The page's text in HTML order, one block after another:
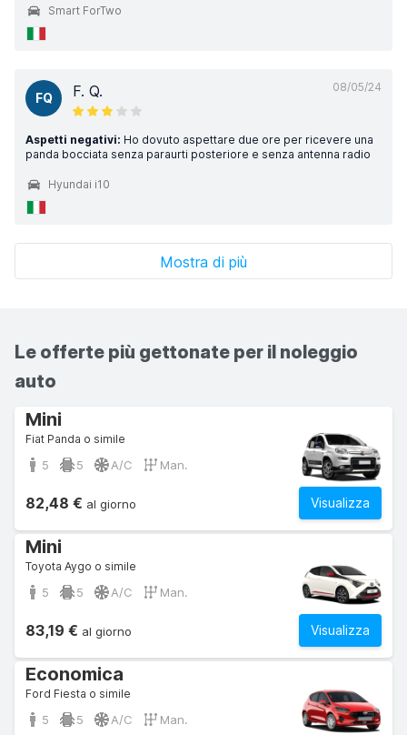
Smart ForTwo
08/05/24
FQ F. Q.
Aspetti negativi: Ho dovuto aspettare due ore per ricevere una
panda bocciata senza paraurti posteriore e senza antenna radio
Hyundai i10
Mostra di più
Le offerte più gettonate per il noleggio
auto
Mini
Fiat Panda o simile
5 5 A/C Man.
Visualizza
82,48 € al giorno
Mini
Toyota Aygo o simile
5 5 A/C Man.
Visualizza
83,19 € al giorno
Economica
Ford Fiesta o simile
5 5 A/C Man.